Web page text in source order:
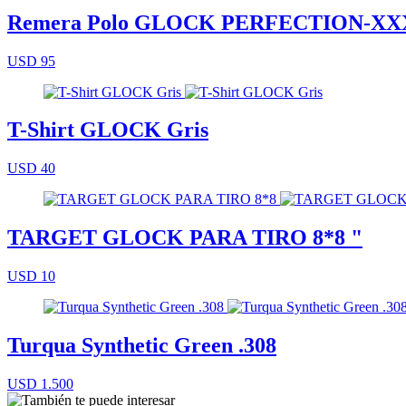
Remera Polo GLOCK PERFECTION-
USD 95
T-Shirt GLOCK Gris
USD 40
TARGET GLOCK PARA TIRO 8*8 "
USD 10
Turqua Synthetic Green .308
USD 1.500